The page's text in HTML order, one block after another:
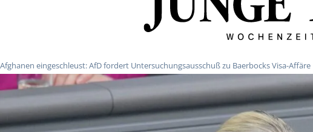
Afghanen eingeschleust: AfD fordert Untersuchungsausschuß zu Baerbocks Visa-Affäre